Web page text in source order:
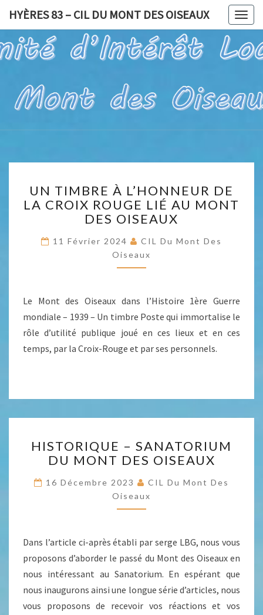
HYÈRES 83 – CIL DU MONT DES OISEAUX
HYÈRES
83 – CIL
DU
OISEAUX
Pour Un Site
Exceptionnel,
À Valoriser
Et Préserver
TIMBRE
À
L’HONNEUR
LA
CROIX
ROUGE
MONT
DES
OISEAUX
UN TIMBRE À L’HONNEUR DE
LA CROIX ROUGE LIÉ AU MONT
DES OISEAUX
11 Février 2024
CIL Du Mont Des
Oiseaux
Le Mont des Oiseaux dans l’Histoire 1ère Guerre
mondiale – 1939 – Un timbre Poste qui immortalise le
rôle d’utilité publique joué en ces lieux et en ces
temps, par la Croix-Rouge et par ses personnels.
–
SANATORIUM
MONT
DES
OISEAUX
HISTORIQUE – SANATORIUM
DU MONT DES OISEAUX
16 Décembre 2023
CIL Du Mont Des
Oiseaux
Dans l’article ci-après établi par serge LBG, nous vous
proposons d’aborder le passé du Mont des Oiseaux en
nous intéressant au Sanatorium. En espérant que
nous inaugurons ainsi une longue série d’articles, nous
vous proposons de recevoir vos réactions et vos